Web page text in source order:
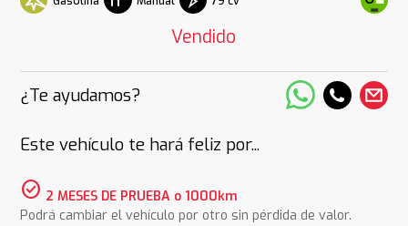
Vendido
¿Te ayudamos?
Este vehículo te hará feliz por...
check_circle 2 MESES DE PRUEBA o 1000km
Podrá cambiar el vehículo por otro sin pérdida de valor.